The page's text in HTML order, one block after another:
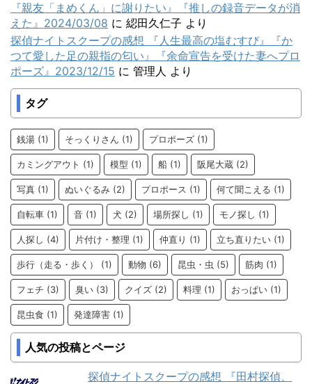
『親友「まめくん」に謝りたい』『推しの録音データが消
えた』2024/03/08 に 綛田久仁子 より
探偵ナイトスクープの感想 『人生最高の塩むすび』『か
つて愛した足の親指の匂い』『余命宣告を受けた妻へプロ
ポーズ』2023/12/15 に 管理人 より
タグ
銭湯 (1) そっくりさん (1) プロポーズ (1)
カミングアウト (1) 模型 (1) 船 (1) 阪尾大蔵 (2)
写真 (1) ぬいぐるみ (2) プロポース (1) 何て聞こえる (1)
自転車 (1) 音 (1) 犬 (2) 場所探し (1) モノ探し (1)
人探し (4) 片付け・整理 (1) 仲直り (1) 立ち直りたい (1)
歩行（走る・歩く） (1) 動物 (6) 昆虫・虫 (5) 筋肉 (1)
フェチ (3) 臭い (3) クイズ (2) 料理 (1) おっぱい (1)
昆虫食 (1) 発達障害 (1)
人気の投稿とページ
探偵ナイトスクープの感想 『田村探偵、